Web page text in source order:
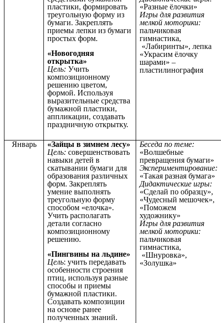
пластики, формировать
треугольную форму из
бумаги. Закреплять
приемы лепки из бумаги
простых форм.
«Новогодняя
открытка»
Цель: Учить
композиционному
решению цветом,
формой. Используя
выразительные средства
бумажной пластики,
аппликации, создавать
праздничную открытку.
«Разные ёлочки»
Игры для развития
мелкой моторики:
пальчиковая
гимнастика,
«Лабиринты», лепка
«Украсим ёлочку
шарами» –
пластилинография
Январь
«Зайцы в зимнем лесу»
Цель: совершенствовать
навыки детей в
скатывании бумаги для
образования различных
форм. Закреплять
умение выполнять
треугольную форму
способом «елочка».
Учить располагать
детали согласно
композиционному
решению.
«Пингвины на льдине»
Цель: учить передавать
особенности строения
птиц, используя разные
способы и приемы
бумажной пластики.
Создавать композиции
на основе ранее
полученных знаний.
Беседа по теме:
«Волшебные
превращения бумаги»
Экспериментирование:
«Такая разная бумага»
Дидактические игры:
«Сделай по образцу»,
«Чудесный мешочек»,
«Поможем
художнику»
Игры для развития
мелкой моторики:
пальчиковая
гимнастика,
«Шнуровка»,
«Золушка»